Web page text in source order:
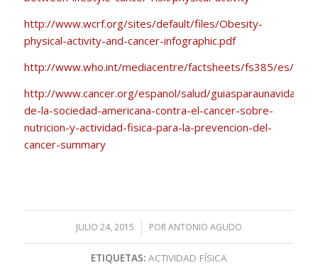
http://www.wcrf.org/sites/default/files/Obesity-
physical-activity-and-cancer-infographic.pdf
http://www.who.int/mediacentre/factsheets/fs385/es/
http://www.cancer.org/espanol/salud/
de-la-sociedad-americana-contra-el-cancer-sobre-
nutricion-y-actividad-fisica-para-la-prevencion-del-
cancer-summary
JULIO 24, 2015
/ PORANTONIO AGUDO
ETIQUETAS: ACTIVIDAD FÍSICA